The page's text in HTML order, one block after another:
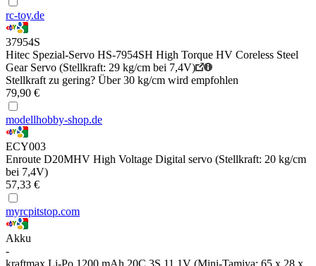
rc-toy.de
37954S
Hitec Spezial-Servo HS-7954SH High Torque HV Coreless Steel
Gear Servo (Stellkraft: 29 kg/cm bei 7,4V)
Stellkraft zu gering? Über 30 kg/cm wird empfohlen
79,90 €
modellhobby-shop.de
ECY003
Enroute D20MHV High Voltage Digital servo (Stellkraft: 20 kg/cm
bei 7,4V)
57,33 €
myrcpitstop.com
Akku
-